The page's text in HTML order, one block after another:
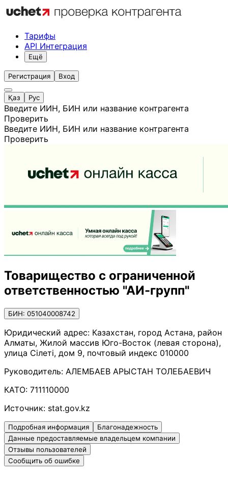
Тарифы
API Интеграция
Ещё
Регистрация Вход
Қаз Рус
Введите ИИН, БИН или название контрагента
Проверить
Введите ИИН, БИН или название контрагента
Проверить
Товарищество с ограниченной
ответственностью "АИ-групп"
БИН: 051040008742
Юридический адрес: Казахстан, город Астана, район
Алматы, Жилой массив Юго-Восток (левая сторона),
улица Сілеті, дом 9, почтовый индекс 010000
Руководитель: АЛЕМБАЕВ АРЫСТАН ТОЛЕБАЕВИЧ
КАТО: 711110000
Источник: stat.gov.kz
Подробная информация
Благонадежность
Данные предоставляемые владельцем компании
Отзывы пользователей
Сообщить об ошибке